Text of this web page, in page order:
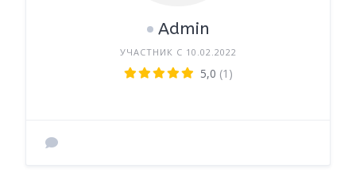
Admin
УЧАСТНИК С 10.02.2022
5,0 (1)